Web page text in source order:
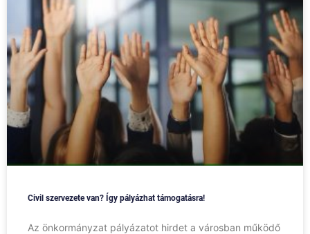
Civil szervezete van? Így pályázhat támogatásra!
Az önkormányzat pályázatot hirdet a városban működő